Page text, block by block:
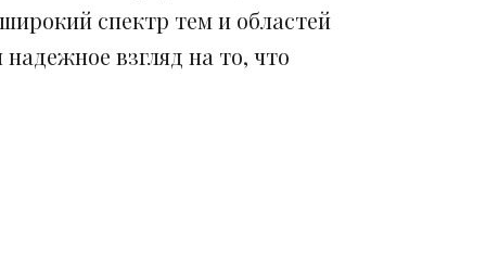
спектр тем и областей
взгляд на то, что